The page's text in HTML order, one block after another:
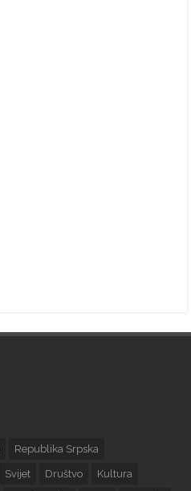
Republika Srpska
Svijet Društvo Kultura